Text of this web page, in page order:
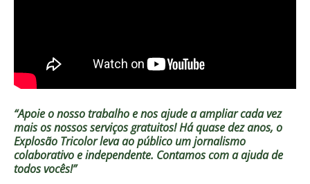
“Apoie o nosso trabalho e nos ajude a ampliar cada vez
mais os nossos serviços gratuitos!Há quase dez anos, o
Explosão Tricolor leva ao público um jornalismo
colaborativo e independente. Contamos com a ajuda de
todos vocês!”